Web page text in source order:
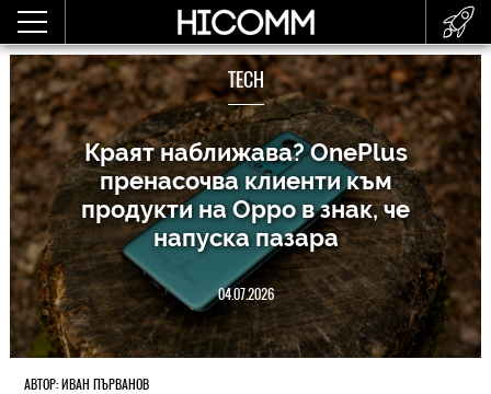
TECH
Краят наближава? OnePlus
пренасочва клиенти към
продукти на Oppo в знак, че
напуска пазара
04.07.2026
АВТОР: ИВАН ПЪРВАНОВ